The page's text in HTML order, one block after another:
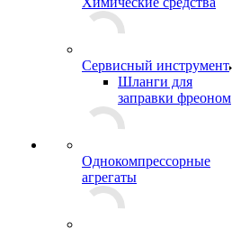
Сервисный инструмент
Шланги для
заправки фреоном
Однокомпрессорные
агрегаты